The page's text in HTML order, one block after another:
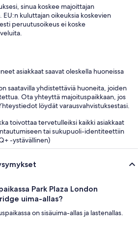
sinua koskee majoittajan
kuluttajan oikeuksia koskevien
peruutusoikeus ei koske
asiakkaat saavat oleskella huoneissa
saatavilla yhdistettäviä huoneita, joiden
Ota yhteyttä majoituspaikkaan, jos
löydät varausvahvistuksestasi.
toivottaa tervetulleiksi kaikki asiakkaat
tai sukupuoli-identiteettiin
-ystävällinen)
Park Plaza London
uima-allas?
on sisäuima-allas ja lastenallas.